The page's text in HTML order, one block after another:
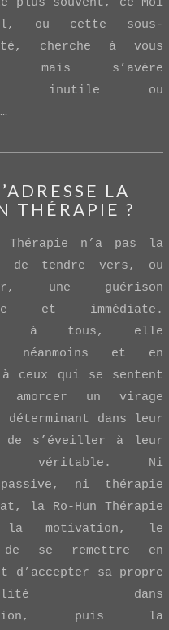
plus souvent, ce Moi
ou cette sous-
cherche à vous
mais s’avère
inutile ou
LA
THÉRAPIE ?
Thérapie n’a pas la
de tendre vers, ou
une guérison
et immédiate.
à tous, elle
néanmoins et en
ceux qui se sentent
un virage
dans leur
s’éveiller à leur
véritable. Ni
ni thérapie
la Ro-Hun Thérapie
la motivation, le
de se remettre en
d’accepter sa propre
dans
puis la